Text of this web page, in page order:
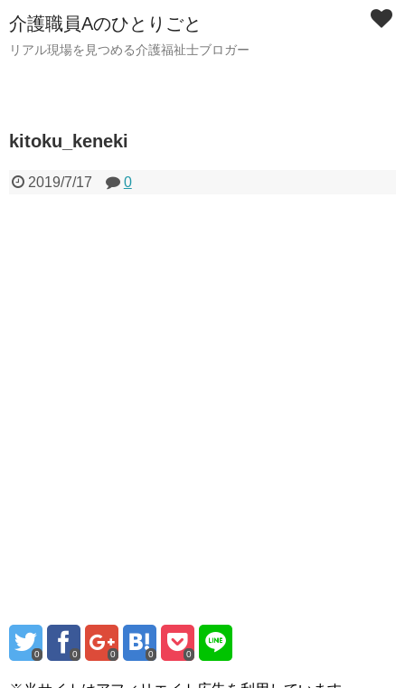
介護職員Aのひとりごと
リアル現場を見つめる介護福祉士ブロガー
kitoku_keneki
2019/7/17 0
0 0 0 0 0